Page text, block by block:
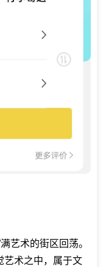
艺术的街区回荡。
艺术之中，属于文